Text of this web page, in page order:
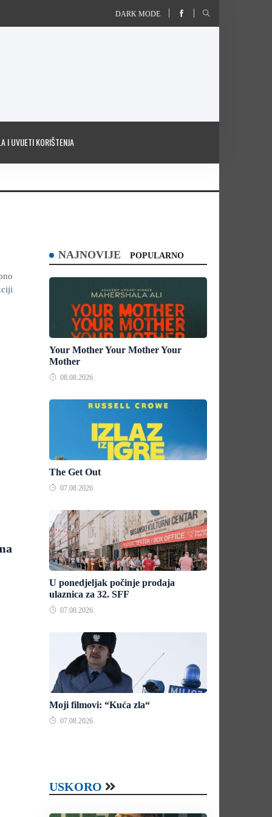
DARK MODE
I UVIJETI KORIŠTENJA
NAJNOVIJE POPULARNO
Your Mother Your Mother Your
Mother
08.08.2026.
The Get Out
07.08.2026.
U ponedjeljak počinje prodaja
ulaznica za 32. SFF
07.08.2026.
Moji filmovi: “Kuća zla“
07.08.2026.
USKORO